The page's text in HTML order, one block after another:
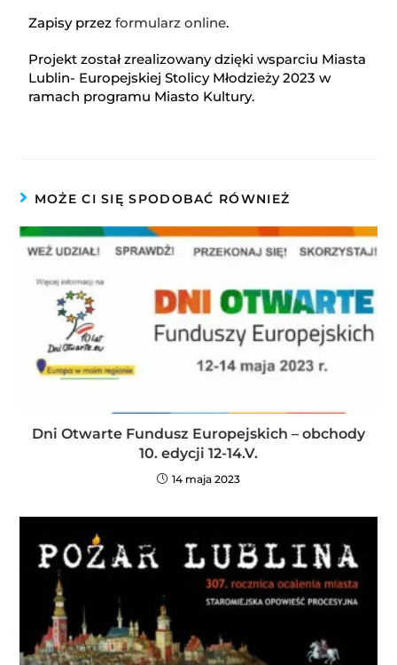
Zapisy przezformularz onlineotwiera się w nowej
.
Projekt został zrealizowany dzięki wsparciu Miasta
Lublin- Europejskiej Stolicy Młodzieży 2023 w
ramach programu Miasto Kultury.
MOŻE CI SIĘ SPODOBAĆ RÓWNIEŻ
Dni Otwarte Fundusz Europejskich – obchody
10. edycji 12-14.V.
14 maja 2023